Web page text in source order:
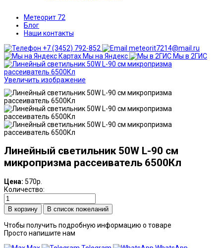
Метеорит 72
Блог
Наши контакты
+7 (3452) 792-852
meteorit7214@mail.ru
Мы на Яндекс
Мы в 2ГИС
Увеличить изображение
Линейный светильник 50W L-90 см
микропризма рассеиватель 6500Кл
Цена: 570р.
Количество:
В список пожеланий
Чтобы получить подробную информацию о товаре
Просто напишите нам